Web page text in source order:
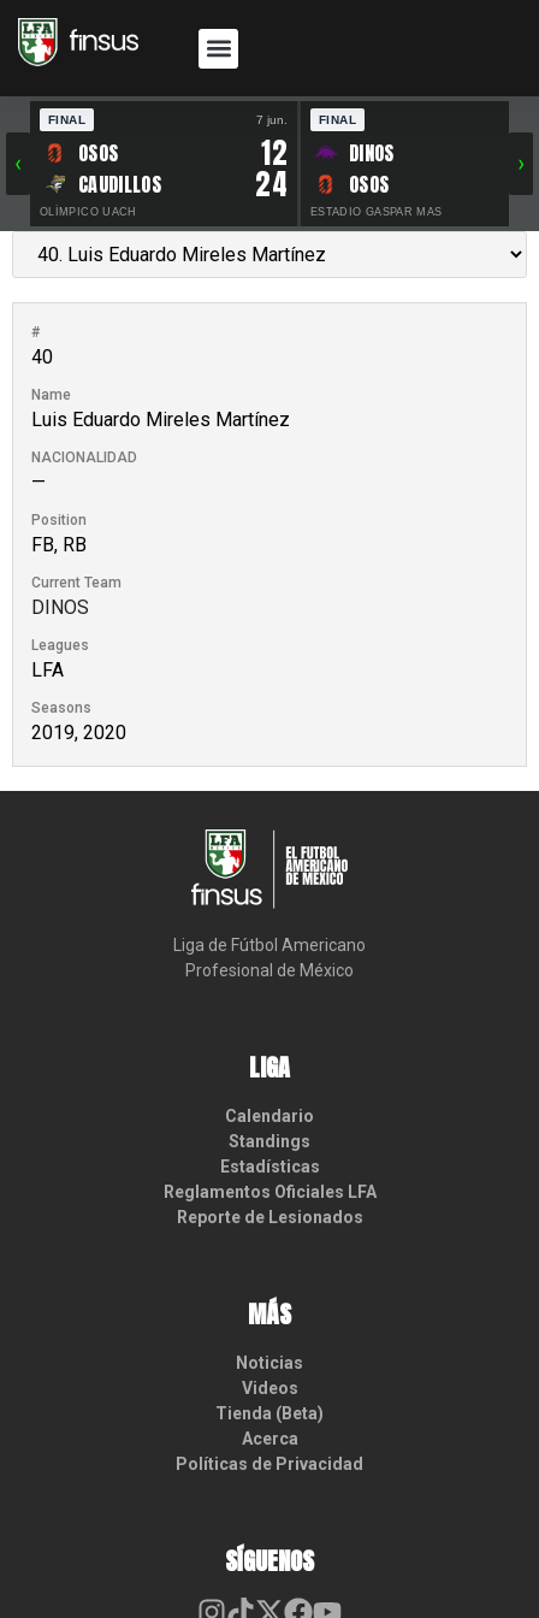
‹
FINAL 7 jun.
OSOS 12
CAUDILLOS 24
OLÍMPICO UACH
FINAL
DINOS
OSOS
ESTADIO GASPAR MAS
›
#
40
Name
Luis Eduardo Mireles Martínez
NACIONALIDAD
—
Position
FB, RB
Current Team
DINOS
Leagues
LFA
Seasons
2019, 2020
Liga de Fútbol Americano
Profesional de México
LIGA
Calendario
Standings
Estadísticas
Reglamentos Oficiales LFA
Reporte de Lesionados
MÁS
Noticias
Videos
Tienda (Beta)
Acerca
Políticas de Privacidad
SÍGUENOS